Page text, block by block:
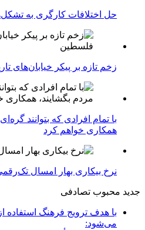
حل اختلافات کارگری به
زخم تازه بر پیکر خیابان‌های
با تمام افرادی که بتوانند
همکاری خواهم کرد
نرخ بیکاری بهار امسال
جدید محبوب تصادفی
با هدف ترویج فرهنگ استفاده
می‌شود: